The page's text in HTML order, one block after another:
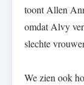
toont Allen
omdat Alvy
slechte
We zien ook